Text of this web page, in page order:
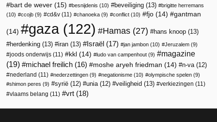
bart de wever (15) besnijdenis (10) beveiliging (13)
brigitte herremans
(10)
ccojb (9) cd&v (11) chanoeka (9) conflict (10) fjo (14) gantman
(14) gaza (122) Hamas (27) hans knoop (13)
herdenking (13) iran (13) Israël (17) jan jambon (10) Jeruzalem (9)
joods onderwijs (11) kkl (14) ludo van campenhout (9)
magazine
(19)
michael freilich (16) moshe aryeh friedman (14) n-va (12)
nederland (11) nederzettingen (9) negationisme (10) olympische spelen (9)
shimon peres (9) syrië (12) unia (12) veiligheid (13) verkiezingen (11)
vlaams belang (11) vrt (18)